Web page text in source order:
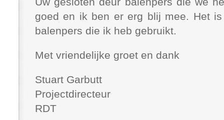
goed en ik ben er erg blij mee. Het
balenpers die ik heb gebruikt.
Met vriendelijke groet en dank
Stuart Garbutt
Projectdirecteur
RDT